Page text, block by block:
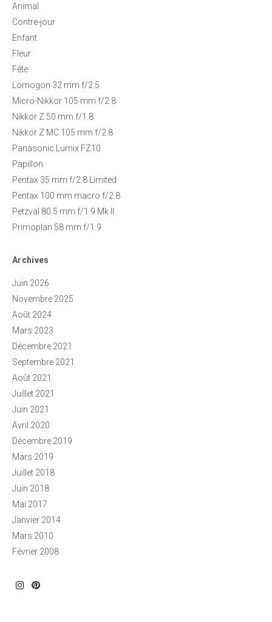
Animal
Contre-jour
Enfant
Fleur
Fête
Lomogon 32 mm f/2.5
Micro-Nikkor 105 mm f/2.8
Nikkor Z 50 mm f/1.8
Nikkor Z MC 105 mm f/2.8
Panasonic Lumix FZ10
Papillon
Pentax 35 mm f/2.8 Limited
Pentax 100 mm macro f/2.8
Petzval 80.5 mm f/1.9 Mk II
Primoplan 58 mm f/1.9
Archives
Juin 2026
Novembre 2025
Août 2024
Mars 2023
Décembre 2021
Septembre 2021
Août 2021
Juillet 2021
Juin 2021
Avril 2020
Décembre 2019
Mars 2019
Juillet 2018
Juin 2018
Mai 2017
Janvier 2014
Mars 2010
Février 2008